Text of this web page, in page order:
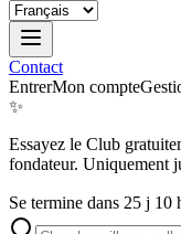
Contact
EntrerMon compte
✨
Essayez le Club
fondateur. Uniquement
Se termine dans 25 j 10